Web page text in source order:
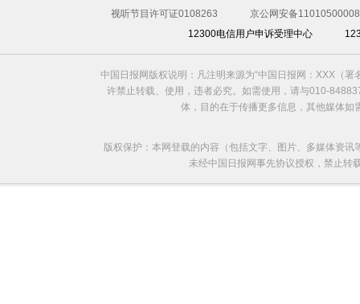
视听节目许可证0108263
京公网安备
12300电信用户申诉受理中心
中国日报网版权说明：凡注明来源为“中国日报网：XXX（
许禁止转载、使用，违者必究。如需使用，请与010-
体，目的在于传播更多信息，其他媒体
版权保护：本网登载的内容（包括文字、图片、多媒体资
未经中国日报网事先协议授权，禁止转